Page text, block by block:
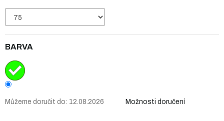
BARVA
Můžeme doručit do: 12.08.2026 Možnosti doručení